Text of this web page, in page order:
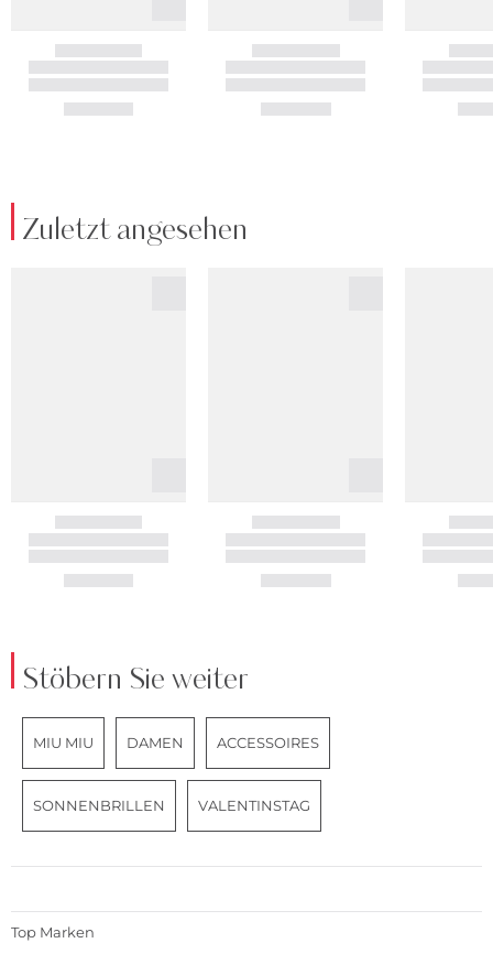
Zuletzt angesehen
Stöbern Sie weiter
MIU MIU DAMEN ACCESSOIRES
SONNENBRILLEN VALENTINSTAG
Top Marken